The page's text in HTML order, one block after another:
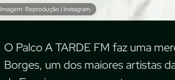
Imagem: Reprodução | Instagram
O Palco A TARDE FM faz uma
Borges, um dos maiores artistas